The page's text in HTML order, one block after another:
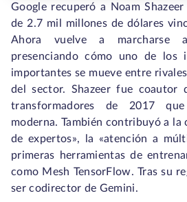
Google recuperó a Noam
de 2.7 mil millones de dólares
Ahora vuelve a marcharse
presenciando cómo uno de los
importantes se mueve entre
del sector. Shazeer fue coautor
transformadores de 2017
moderna. También contribuyó a la
de expertos», la «atención a
primeras herramientas de
como Mesh TensorFlow. Tras su
ser codirector de Gemini.